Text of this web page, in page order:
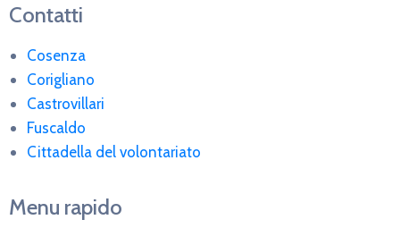
Contatti
Cosenza
Corigliano
Castrovillari
Fuscaldo
Cittadella del volontariato
Menu rapido